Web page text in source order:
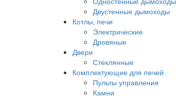
Двустенные дымоходы
Котлы, печи
Электрические
Дровяные
Двери
Стеклянные
Комплектующие для печей
Пульты управления
Камни